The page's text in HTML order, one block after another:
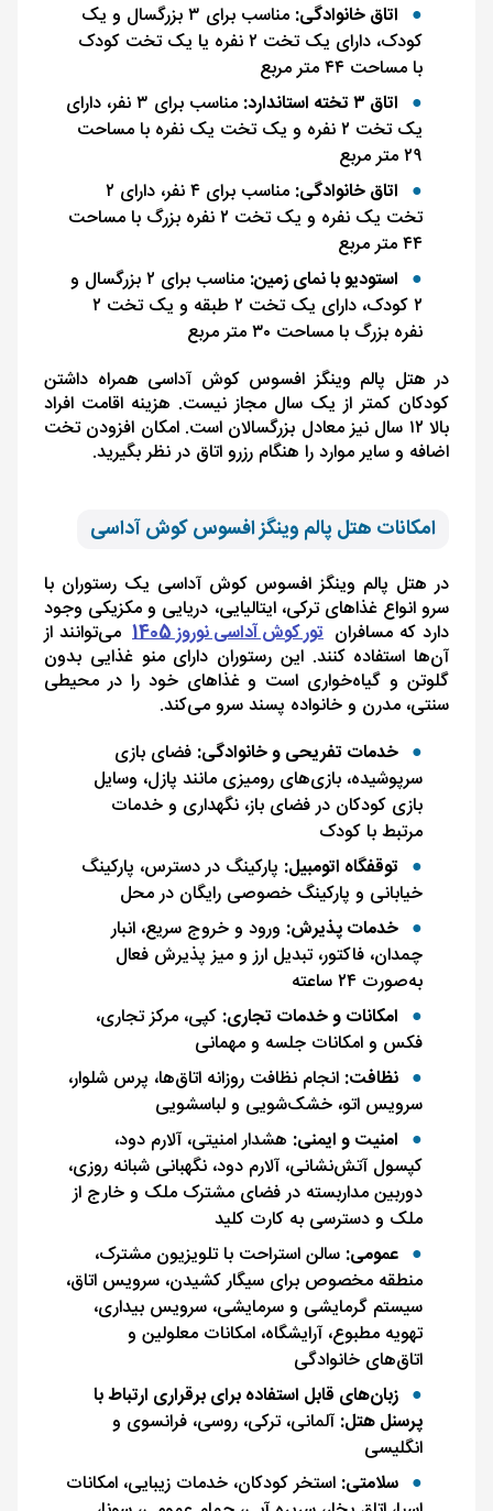
اتاق خانوادگی:
مناسب برای ۳ بزرگسال و یک
کودک، دارای یک تخت ۲ نفره یا یک تخت کودک
با مساحت ۴۴ متر مربع
اتاق ۳ تخته استاندارد:
مناسب برای ۳ نفر، دارای
یک تخت ۲ نفره و یک تخت یک نفره با مساحت
۲۹ متر مربع
اتاق خانوادگی:
مناسب برای ۴ نفر، دارای ۲
تخت یک نفره و یک تخت ۲ نفره بزرگ با مساحت
۴۴ متر مربع
استودیو با نمای زمین:
مناسب برای ۲ بزرگسال و
۲ کودک، دارای یک تخت ۲ طبقه و یک تخت ۲
نفره بزرگ با مساحت ۳۰ متر مربع
در هتل پالم وینگز افسوس کوش آداسی همراه‌ داشتن
کودکان کمتر از یک سال مجاز نیست. هزینه اقامت افراد
بالا ۱۲ سال نیز معادل بزرگسالان است. امکان افزودن تخت
اضافه و سایر موارد را هنگام رزرو اتاق در نظر بگیرید.
امکانات هتل پالم وینگز افسوس کوش آداسی
در هتل پالم وینگز افسوس کوش آداسی یک رستوران با
سرو انواع غذاهای ترکی، ایتالیایی، دریایی و مکزیکی وجود
دارد که مسافران تور کوش آداسی نوروز 1405
می‌توانند از
آن‌ها استفاده کنند. این رستوران دارای منو غذایی بدون
گلوتن و گیاه‌خواری است و غذاهای خود را در محیطی
سنتی، مدرن و خانواده پسند سرو می‌کند.
خدمات تفریحی و خانوادگی: فضای بازی
سرپوشیده، بازی‌های رومیزی مانند پازل، وسایل
بازی کودکان در فضای باز، نگهداری و خدمات
مرتبط با کودک
توقفگاه اتومبیل: پارکینگ در دسترس، پارکینگ
خیابانی و پارکینگ خصوصی رایگان در محل
خدمات پذیرش: ورود و خروج سریع، انبار
چمدان، فاکتور، تبدیل ارز و میز پذیرش فعال
به‌صورت ۲۴ ساعته
امکانات و خدمات تجاری: کپی، مرکز تجاری،
فکس و امکانات جلسه و مهمانی
نظافت: انجام نظافت روزانه اتاق‌ها، پرس شلوار،
سرویس اتو، خشک‌شویی و لباسشویی
امنیت و ایمنی: هشدار امنیتی، آلارم دود،
کپسول آتش‌نشانی، آلارم دود، نگهبانی شبانه روزی،
دوربین مداربسته در فضای مشترک ملک و خارج از
ملک و دسترسی به کارت کلید
عمومی: سالن استراحت با تلویزیون مشترک،
منطقه مخصوص برای سیگار‌ کشیدن، سرویس اتاق،
سیستم گرمایشی و سرمایشی، سرویس بیداری،
تهویه مطبوع، آرایشگاه، امکانات معلولین و
اتاق‌های خانوادگی
زبان‌های قابل استفاده برای برقراری ارتباط با
پرسنل هتل: آلمانی، ترکی، روسی، فرانسوی و
انگلیسی
سلامتی: استخر کودکان، خدمات زیبایی، امکانات